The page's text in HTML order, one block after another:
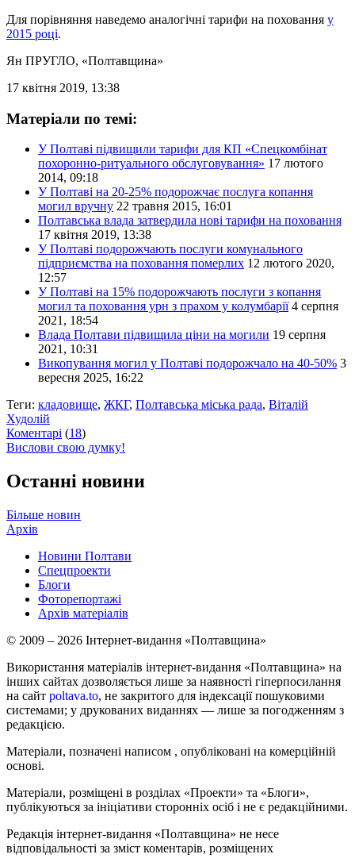
Для порівняння наведемо аналогічні тарифи на поховання у
2015 році.
Ян ПРУГЛО, «Полтавщина»
17 квітня 2019, 13:38
Матеріали по темі:
У Полтаві підвищили тарифи для КП «Спецкомбінат
похоронно-ритуального обслуговування» 17 лютого
2014, 09:18
У Полтаві на 20-25% подорожчає послуга копання
могил вручну 22 травня 2015, 16:01
Полтавська влада затвердила нові тарифи на поховання
17 квітня 2019, 13:38
У Полтаві подорожчають послуги комунального
підприємства на поховання померлих 12 лютого 2020,
12:57
У Полтаві на 15% подорожчають послуги з копання
могил та поховання урн з прахом у колумбарії 4 серпня
2021, 18:54
Влада Полтави підвищила ціни на могили 19 серпня
2021, 10:31
Викопування могил у Полтаві подорожчало на 40-50% 3
вересня 2025, 16:22
Теги: кладовище, ЖКГ, Полтавська міська рада, Віталій
Худолій
Коментарі (18)
Вислови свою думку!
Останні новини
Більше новин
Архів
Новини Полтави
Спецпроекти
Блоги
Фоторепортажі
Архів матеріалів
© 2009 – 2026 Інтернет-видання «Полтавщина»
Використання матеріалів інтернет-видання «Полтавщина» на
інших сайтах дозволяється лише за наявності гіперпосилання
на сайт poltava.to, не закритого для індексації пошуковими
системами; у друкованих виданнях — лише за погодженням з
редакцією.
Матеріали, позначені написом , опубліковані на комерційній
основі.
Матеріали, розміщені в розділах «Проекти» та «Блоги»,
публікуються за ініціативи сторонніх осіб і не є редакційними.
Редакція інтернет-видання «Полтавщина» не несе
відповідальності за зміст коментарів, розміщених